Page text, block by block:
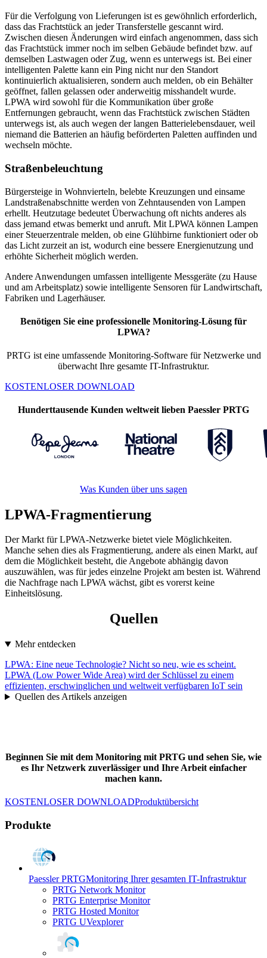
Für die Verfolgung von Lieferungen ist es gewöhnlich erforderlich,
dass das Frachtstück an jeder Transferstelle gescannt wird.
Zwischen diesen Änderungen wird einfach angenommen, dass sich
das Frachtstück immer noch im selben Gebäude befindet bzw. auf
demselben Lastwagen oder Zug, wenn es unterwegs ist. Bei einer
intelligenten Palette kann ein Ping nicht nur den Standort
kontinuierlich aktualisieren, sondern auch melden, ob ein Behälter
geöffnet, fallen gelassen oder anderweitig misshandelt wurde.
LPWA wird sowohl für die Kommunikation über große
Entfernungen gebraucht, wenn das Frachtstück zwischen Städten
unterwegs ist, als auch wegen der langen Batterielebensdauer, weil
niemand die Batterien an häufig beförderten Paletten auffinden und
wechseln möchte.
Straßenbeleuchtung
Bürgersteige in Wohnvierteln, belebte Kreuzungen und einsame
Landstraßenabschnitte werden von Zehntausenden von Lampen
erhellt. Heutzutage bedeutet Überwachung oft nichts anderes als
dass jemand etwas bemerkt und anruft. Mit LPWA können Lampen
einer Steuerzentrale melden, ob eine Glühbirne funktioniert oder ob
das Licht zurzeit an ist, wodurch eine bessere Energienutzung und
erhöhte Sicherheit möglich werden.
Andere Anwendungen umfassen intelligente Messgeräte (zu Hause
und am Arbeitsplatz) sowie intelligente Sensoren für Landwirtschaft,
Fabriken und Lagerhäuser.
Benötigen Sie eine professionelle Monitoring-Lösung für
LPWA?
PRTG ist eine umfassende Monitoring-Software für Netzwerke und
überwacht Ihre gesamte IT-Infrastruktur.
KOSTENLOSER DOWNLOAD
Hunderttausende Kunden weltweit lieben Paessler PRTG
Was Kunden über uns sagen
LPWA-Fragmentierung
Der Markt für LPWA-Netzwerke bietet viele Möglichkeiten.
Manche sehen dies als Fragmentierung, andere als einen Markt, auf
dem die Möglichkeit besteht, die Angebote abhängig davon
auszuwählen, was für jedes einzelne Projekt am besten ist. Während
die Nachfrage nach LPWA wächst, gibt es vorerst keine
Einheitslösung.
Quellen
Mehr entdecken
LPWA: Eine neue Technologie? Nicht so neu, wie es scheint.
LPWA (Low Power Wide Area) wird der Schlüssel zu einem
effizienten, erschwinglichen und weltweit verfügbaren IoT sein
Quellen des Artikels anzeigen
Beginnen Sie mit dem Monitoring mit PRTG und sehen Sie, wie
es Ihr Netzwerk zuverlässiger und Ihre Arbeit einfacher
machen kann.
KOSTENLOSER DOWNLOADProduktübersicht
Produkte
Paessler PRTGMonitoring Ihrer gesamten IT-Infrastruktur
PRTG Network Monitor
PRTG Enterprise Monitor
PRTG Hosted Monitor
PRTG UVexplorer